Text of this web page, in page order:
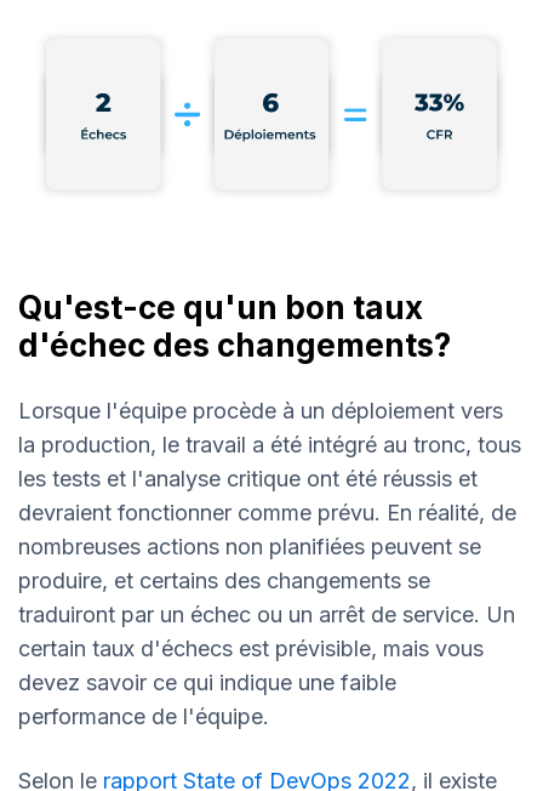
Qu'est-ce qu'un bon taux
d'échec des changements?
Lorsque l'équipe procède à un déploiement vers
la production, le travail a été intégré au tronc, tous
les tests et l'analyse critique ont été réussis et
devraient fonctionner comme prévu. En réalité, de
nombreuses actions non planifiées peuvent se
produire, et certains des changements se
traduiront par un échec ou un arrêt de service. Un
certain taux d'échecs est prévisible, mais vous
devez savoir ce qui indique une faible
performance de l'équipe.
Selon le rapport State of DevOps 2022, il existe